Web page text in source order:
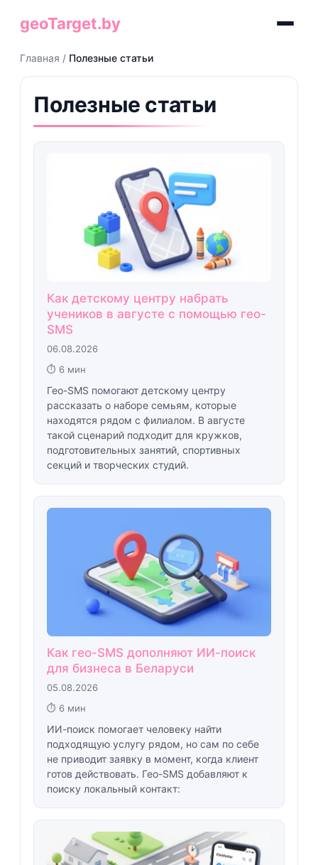
geoTarget.by
Главная / Полезные статьи
Полезные статьи
Как детскому центру набрать
учеников в августе с помощью гео-
SMS
06.08.2026
⏱ 6 мин
Гео-SMS помогают детскому центру
рассказать о наборе семьям, которые
находятся рядом с филиалом. В августе
такой сценарий подходит для кружков,
подготовительных занятий, спортивных
секций и творческих студий.
Как гео-SMS дополняют ИИ-поиск
для бизнеса в Беларуси
05.08.2026
⏱ 6 мин
ИИ-поиск помогает человеку найти
подходящую услугу рядом, но сам по себе
не приводит заявку в момент, когда клиент
готов действовать. Гео-SMS добавляют к
поиску локальный контакт: